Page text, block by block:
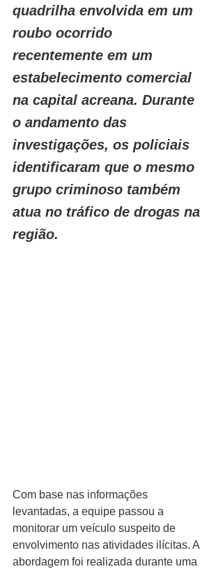
quadrilha envolvida em um
roubo ocorrido
recentemente em um
estabelecimento comercial
na capital acreana. Durante
o andamento das
investigações, os policiais
identificaram que o mesmo
grupo criminoso também
atua no tráfico de drogas na
região.
Com base nas informações
levantadas, a equipe passou a
monitorar um veículo suspeito de
envolvimento nas atividades ilícitas. A
abordagem foi realizada durante uma